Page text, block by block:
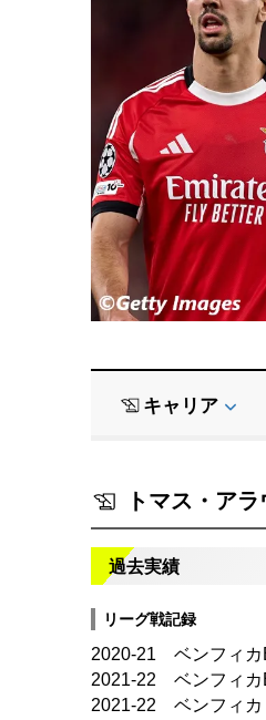
キャリア
トマス・ア
過去実績
リーグ戦記録
2020-21 ベンフィ
2021-22 ベンフィ
2021-22 ベンフィ